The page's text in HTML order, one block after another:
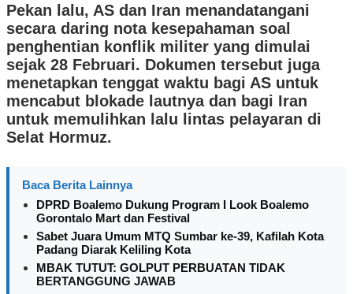
Pekan lalu, AS dan Iran menandatangani
secara daring nota kesepahaman soal
penghentian konflik militer yang dimulai
sejak 28 Februari. Dokumen tersebut juga
menetapkan tenggat waktu bagi AS untuk
mencabut blokade lautnya dan bagi Iran
untuk memulihkan lalu lintas pelayaran di
Selat Hormuz.
Baca Berita Lainnya
DPRD Boalemo Dukung Program I Look Boalemo
Gorontalo Mart dan Festival
Sabet Juara Umum MTQ Sumbar ke-39, Kafilah Kota
Padang Diarak Keliling Kota
MBAK TUTUT: GOLPUT PERBUATAN TIDAK
BERTANGGUNG JAWAB